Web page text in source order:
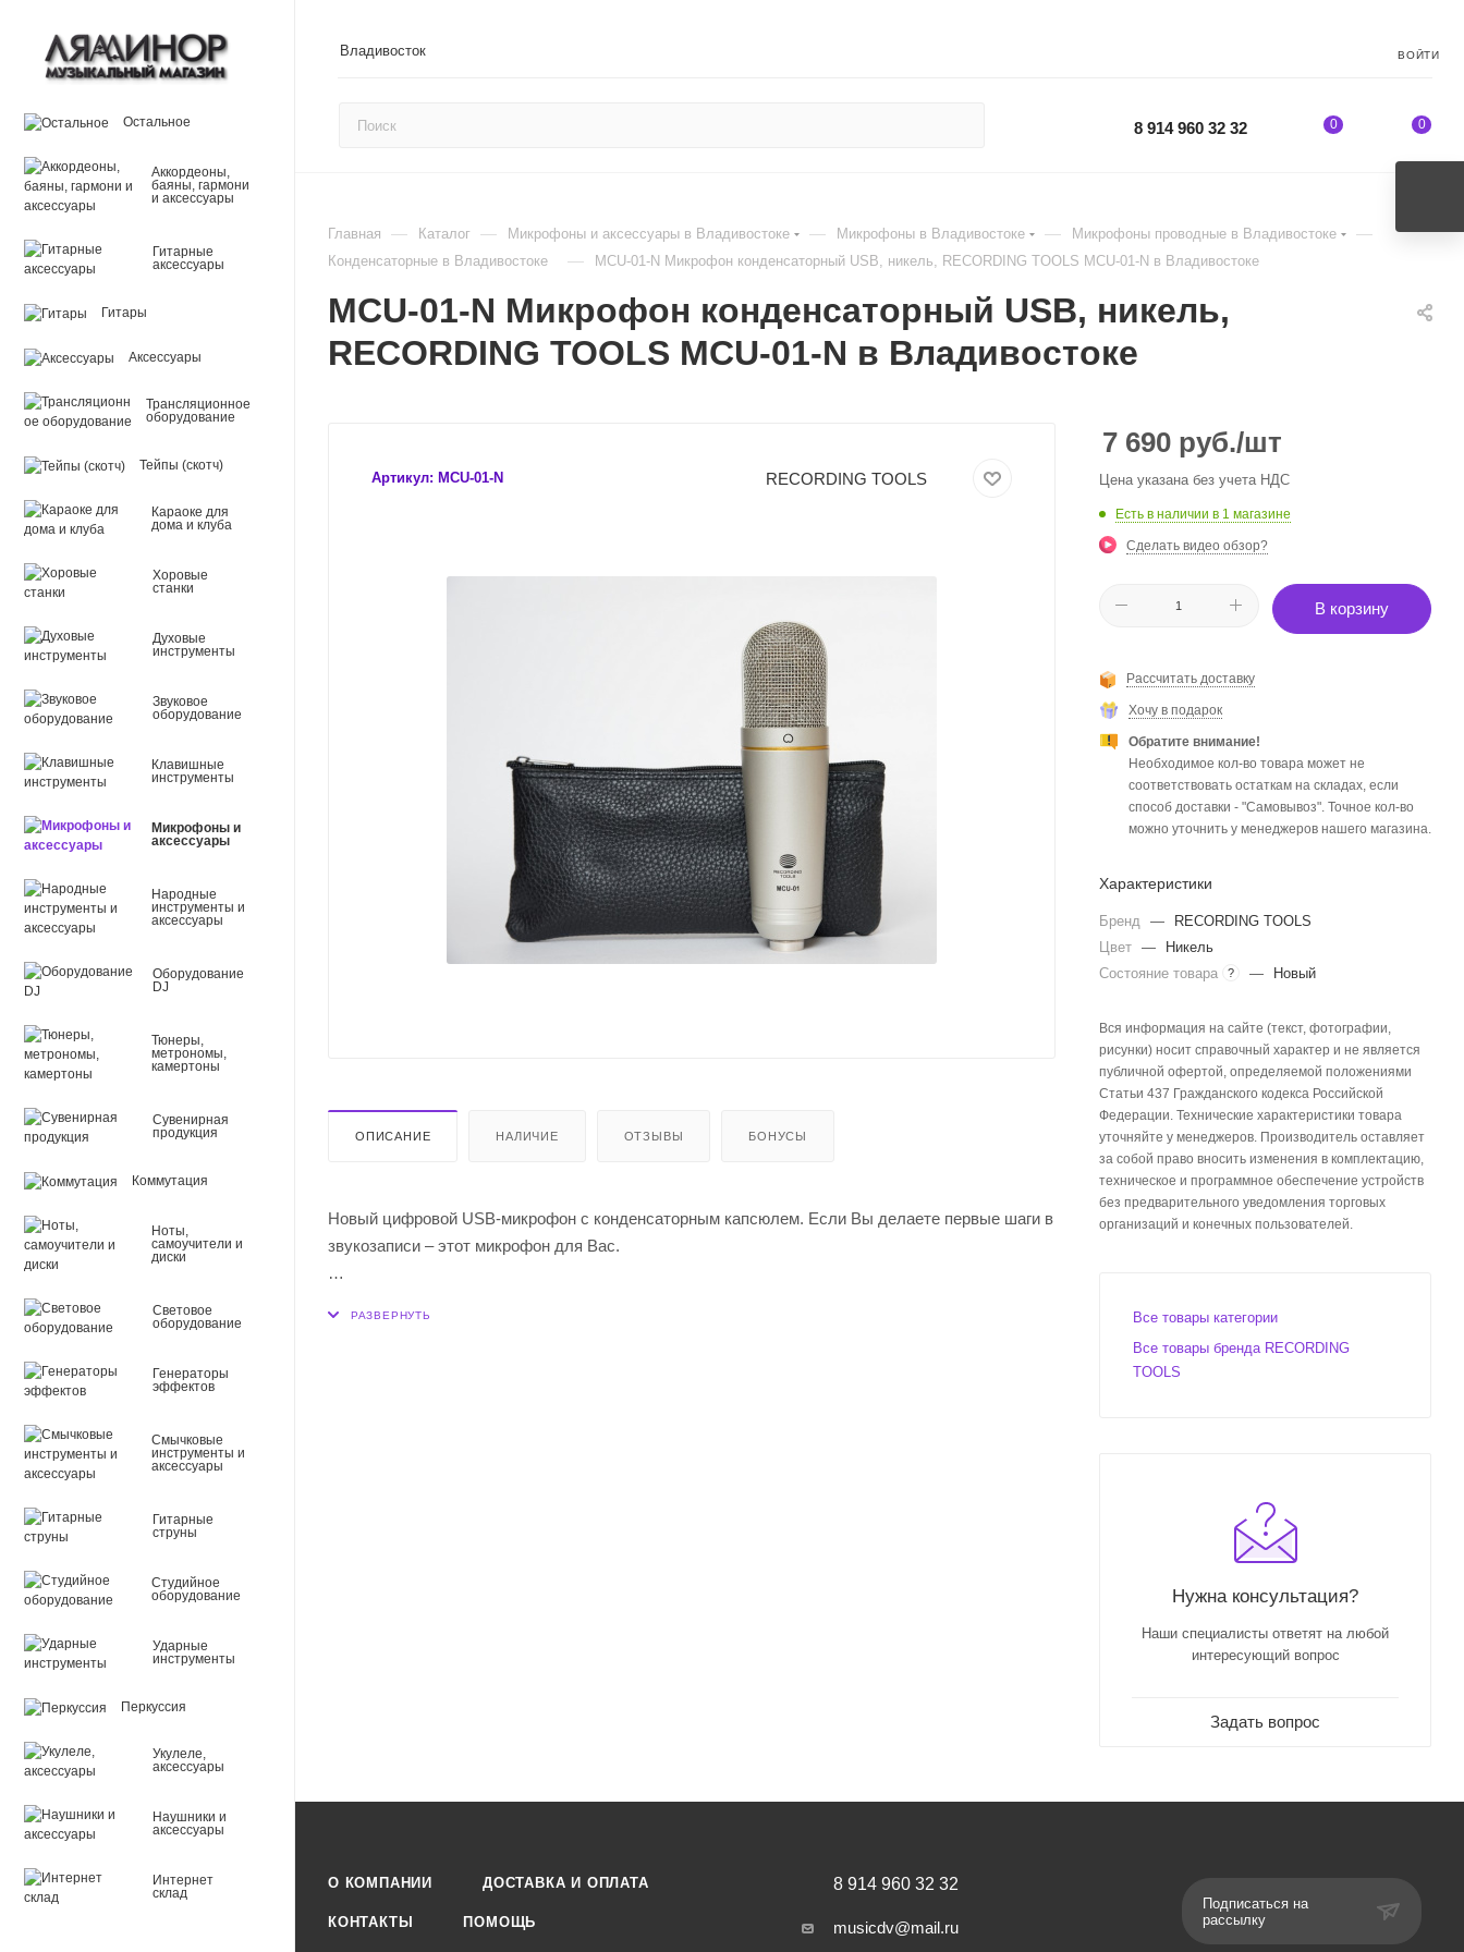
Владивосток ВОЙТИ
8 914 960 32 32 0 0
Остальное
Аккордеоны,
баяны, гармони
и аксессуары
Гитарные
аксессуары
Гитары
Аксессуары
Трансляционное
оборудование
Тейпы (скотч)
Караоке для
дома и клуба
Хоровые
станки
Духовые
инструменты
Звуковое
оборудование
Клавишные
инструменты
Микрофоны и
аксессуары
Народные
инструменты и
аксессуары
Оборудование
DJ
Тюнеры,
метрономы,
камертоны
Сувенирная
продукция
Коммутация
Ноты,
самоучители и
диски
Световое
оборудование
Генераторы
эффектов
Смычковые
инструменты и
аксессуары
Гитарные
струны
Студийное
оборудование
Ударные
инструменты
Перкуссия
Укулеле,
аксессуары
Наушники и
аксессуары
Интернет
склад
Главная — Каталог — Микрофоны и аксессуары в Владивостоке — Микрофоны в Владивостоке — Микрофоны проводные в Владивостоке —
Конденсаторные в Владивостоке — MCU-01-N Микрофон конденсаторный USB, никель, RECORDING TOOLS MCU-01-N в Владивостоке
MCU-01-N Микрофон конденсаторный USB, никель,
RECORDING TOOLS MCU-01-N в Владивостоке
Артикул: MCU-01-N RECORDING TOOLS
ОПИСАНИЕ НАЛИЧИЕ ОТЗЫВЫ БОНУСЫ
Новый цифровой USB-микрофон с конденсаторным капсюлем. Если Вы делаете первые шаги в
звукозаписи – этот микрофон для Вас.
7 690 руб./шт
Цена указана без учета НДС
Есть в наличии в 1 магазине
Сделать видео обзор?
В корзину
Рассчитать доставку
Хочу в подарок
Обратите внимание!
Необходимое кол-во товара может не
соответствовать остаткам на складах, если
способ доставки - "Самовывоз". Точное кол-во
можно уточнить у менеджеров нашего магазина.
Характеристики
Бренд —
RECORDING TOOLS
Цвет —
Никель
Состояние товара
? — Новый
Вся информация на сайте (текст, фотографии,
рисунки) носит справочный характер и не является
публичной офертой, определяемой положениями
Статьи 437 Гражданского кодекса Российской
Федерации. Технические характеристики товара
уточняйте у менеджеров. Производитель оставляет
за собой право вносить изменения в комплектацию,
техническое и программное обеспечение устройств
без предварительного уведомления торговых
организаций и конечных пользователей.
Все товары категории
Все товары бренда RECORDING
TOOLS
Нужна консультация?
Наши специалисты ответят на любой
интересующий вопрос
Задать вопрос
О КОМПАНИИ ДОСТАВКА И ОПЛАТА
КОНТАКТЫ ПОМОЩЬ
8 914 960 32 32
musicdv@mail.ru
Подписаться на
рассылку